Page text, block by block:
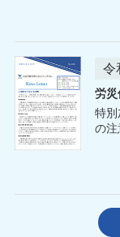
令
労災
特別
の注